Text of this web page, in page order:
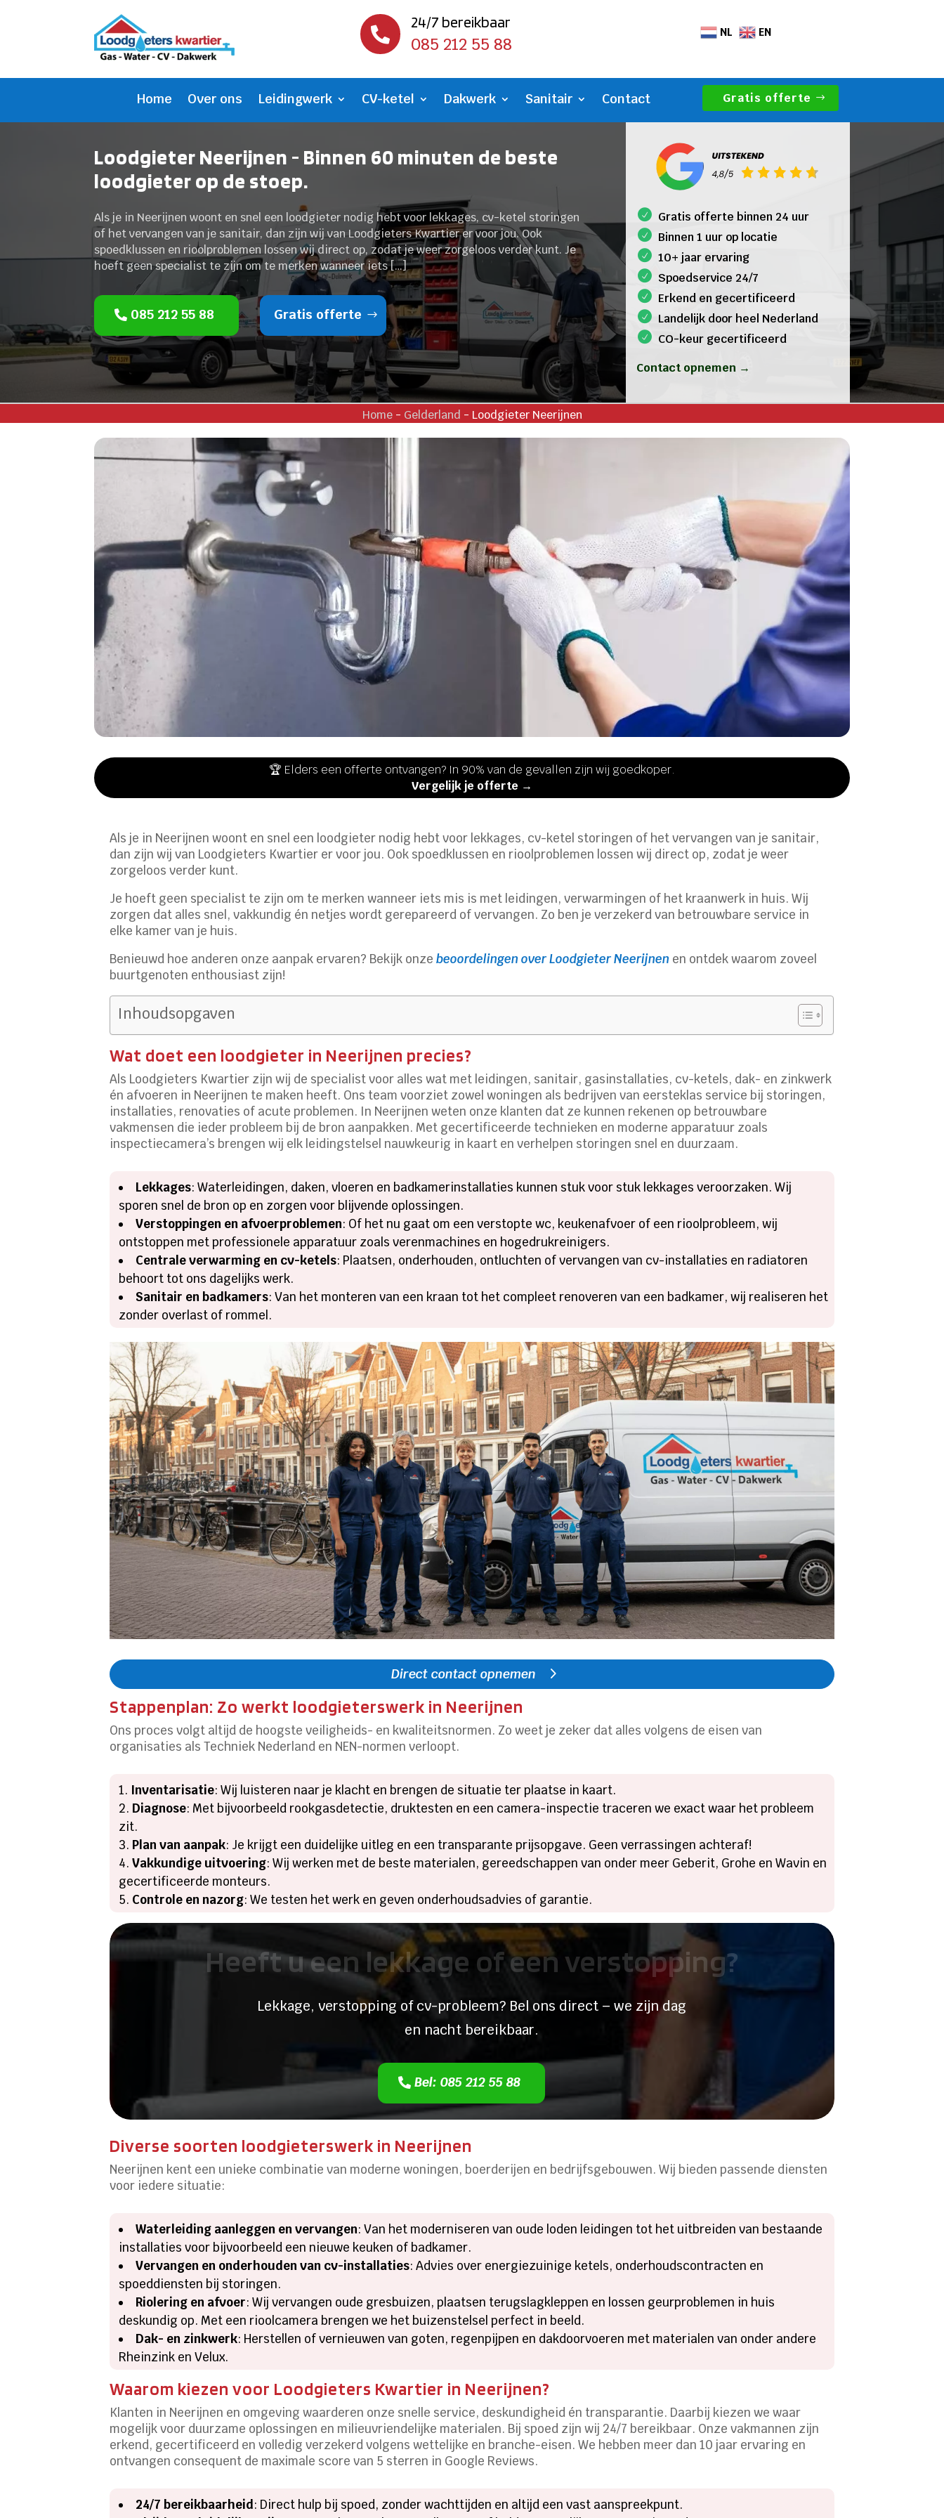

24/7 bereikbaar
085 212 55 88
NL EN
Home Over ons Leidingwerk CV-ketel Dakwerk Sanitair Contact Gratis offerte
Loodgieter Neerijnen - Binnen 60 minuten de beste
loodgieter op de stoep.
Als je in Neerijnen woont en snel een loodgieter nodig hebt voor lekkages, cv-ketel storingen
of het vervangen van je sanitair, dan zijn wij van Loodgieters Kwartier er voor jou. Ook
spoedklussen en rioolproblemen lossen wij direct op, zodat je weer zorgeloos verder kunt. Je
hoeft geen specialist te zijn om te merken wanneer iets […]
085 212 55 88 Gratis offerte
Gratis offerte binnen 24 uur
Binnen 1 uur op locatie
10+ jaar ervaring
Spoedservice 24/7
Erkend en gecertificeerd
Landelijk door heel Nederland
CO-keur gecertificeerd
Contact opnemen →
Home- Gelderland - Loodgieter Neerijnen
🏆 Elders een offerte ontvangen? In 90% van de gevallen zijn wij goedkoper.
Vergelijk je offerte →
Als je in Neerijnen woont en snel een loodgieter nodig hebt voor lekkages, cv-ketel storingen of het vervangen van je sanitair,
dan zijn wij van Loodgieters Kwartier er voor jou. Ook spoedklussen en rioolproblemen lossen wij direct op, zodat je weer
zorgeloos verder kunt.
Je hoeft geen specialist te zijn om te merken wanneer iets mis is met leidingen, verwarmingen of het kraanwerk in huis. Wij
zorgen dat alles snel, vakkundig én netjes wordt gerepareerd of vervangen. Zo ben je verzekerd van betrouwbare service in
elke kamer van je huis.
Benieuwd hoe anderen onze aanpak ervaren? Bekijk onzebeoordelingen over Loodgieter Neerijnen en ontdek waarom zoveel
buurtgenoten enthousiast zijn!
Inhoudsopgaven
Wat doet een loodgieter in Neerijnen precies?
Als Loodgieters Kwartier zijn wij de specialist voor alles wat met leidingen, sanitair, gasinstallaties, cv-ketels, dak- en zinkwerk
én afvoeren in Neerijnen te maken heeft. Ons team voorziet zowel woningen als bedrijven van eersteklas service bij storingen,
installaties, renovaties of acute problemen. In Neerijnen weten onze klanten dat ze kunnen rekenen op betrouwbare
vakmensen die ieder probleem bij de bron aanpakken. Met gecertificeerde technieken en moderne apparatuur zoals
inspectiecamera’s brengen wij elk leidingstelsel nauwkeurig in kaart en verhelpen storingen snel en duurzaam.
Lekkages: Waterleidingen, daken, vloeren en badkamerinstallaties kunnen stuk voor stuk lekkages veroorzaken. Wij
sporen snel de bron op en zorgen voor blijvende oplossingen.
Verstoppingen en afvoerproblemen: Of het nu gaat om een verstopte wc, keukenafvoer of een rioolprobleem, wij
ontstoppen met professionele apparatuur zoals verenmachines en hogedrukreinigers.
Centrale verwarming en cv-ketels: Plaatsen, onderhouden, ontluchten of vervangen van cv-installaties en radiatoren
behoort tot ons dagelijks werk.
Sanitair en badkamers: Van het monteren van een kraan tot het compleet renoveren van een badkamer, wij realiseren het
zonder overlast of rommel.
Direct contact opnemen
Stappenplan: Zo werkt loodgieterswerk in Neerijnen
Ons proces volgt altijd de hoogste veiligheids- en kwaliteitsnormen. Zo weet je zeker dat alles volgens de eisen van
organisaties als Techniek Nederland en NEN-normen verloopt.
Inventarisatie: Wij luisteren naar je klacht en brengen de situatie ter plaatse in kaart.
Diagnose: Met bijvoorbeeld rookgasdetectie, druktesten en een camera-inspectie traceren we exact waar het probleem
zit.
Plan van aanpak: Je krijgt een duidelijke uitleg en een transparante prijsopgave. Geen verrassingen achteraf!
Vakkundige uitvoering: Wij werken met de beste materialen, gereedschappen van onder meer Geberit, Grohe en Wavin en
gecertificeerde monteurs.
Controle en nazorg: We testen het werk en geven onderhoudsadvies of garantie.
Heeft u een lekkage of een verstopping?
Lekkage, verstopping of cv-probleem? Bel ons direct – we zijn dag
en nacht bereikbaar.
Bel: 085 212 55 88
Diverse soorten loodgieterswerk in Neerijnen
Neerijnen kent een unieke combinatie van moderne woningen, boerderijen en bedrijfsgebouwen. Wij bieden passende diensten
voor iedere situatie:
Waterleiding aanleggen en vervangen: Van het moderniseren van oude loden leidingen tot het uitbreiden van bestaande
installaties voor bijvoorbeeld een nieuwe keuken of badkamer.
Vervangen en onderhouden van cv-installaties: Advies over energiezuinige ketels, onderhoudscontracten en
spoeddiensten bij storingen.
Riolering en afvoer: Wij vervangen oude gresbuizen, plaatsen terugslagkleppen en lossen geurproblemen in huis
deskundig op. Met een rioolcamera brengen we het buizenstelsel perfect in beeld.
Dak- en zinkwerk: Herstellen of vernieuwen van goten, regenpijpen en dakdoorvoeren met materialen van onder andere
Rheinzink en Velux.
Waarom kiezen voor Loodgieters Kwartier in Neerijnen?
Klanten in Neerijnen en omgeving waarderen onze snelle service, deskundigheid én transparantie. Daarbij kiezen we waar
mogelijk voor duurzame oplossingen en milieuvriendelijke materialen. Bij spoed zijn wij 24/7 bereikbaar. Onze vakmannen zijn
erkend, gecertificeerd en volledig verzekerd volgens wettelijke en branche-eisen. We hebben meer dan 10 jaar ervaring en
ontvangen consequent de maximale score van 5 sterren in Google Reviews.
24/7 bereikbaarheid: Direct hulp bij spoed, zonder wachttijden en altijd een vast aanspreekpunt.